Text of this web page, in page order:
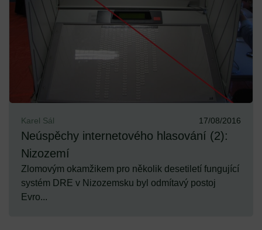
Karel Sál 17/08/2016
Neúspěchy internetového hlasování (2):
Nizozemí
Zlomovým okamžikem pro několik desetiletí fungující
systém DRE v Nizozemsku byl odmítavý postoj
Evro...